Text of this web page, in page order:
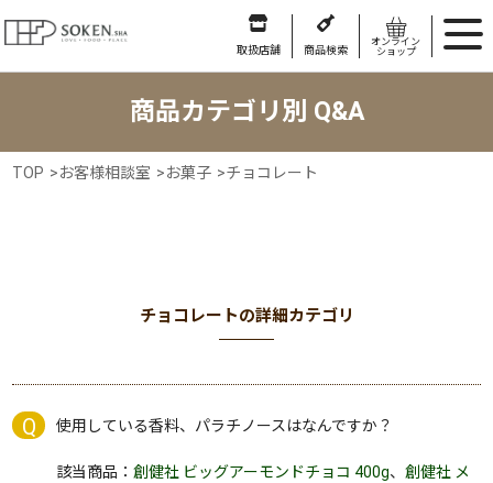
取扱店舗 商品検索
オンライン
ショップ
商品カテゴリ別 Q&A
TOP >お客様相談室 >お菓子 >チョコレート
チョコレートの詳細カテゴリ
使用している香料、パラチノースはなんですか？
該当商品：創健社 ビッグアーモンドチョコ 400g、創健社 メ